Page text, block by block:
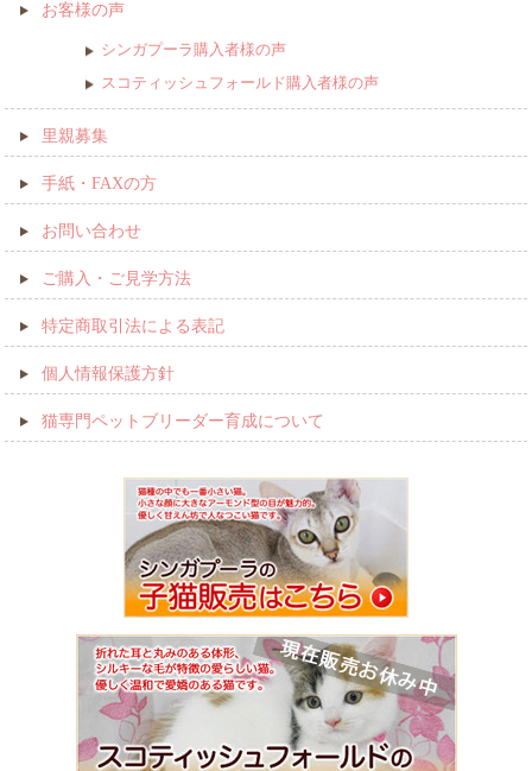
お客様の声
シンガプーラ購入者様の声
スコティッシュフォールド購入者様の声
里親募集
手紙・FAXの方
お問い合わせ
ご購入・ご見学方法
特定商取引法による表記
個人情報保護方針
猫専門ペットブリーダー育成について